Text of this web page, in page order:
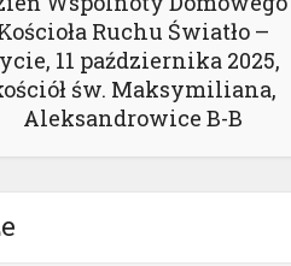
Ruchu Światło –
11 października 2025,
św. Maksymiliana,
Aleksandrowice B-B